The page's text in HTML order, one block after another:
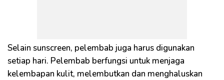
Selain sunscreen, pelembab juga harus digunakan
setiap hari. Pelembab berfungsi untuk menjaga
kelembapan kulit, melembutkan dan menghaluskan